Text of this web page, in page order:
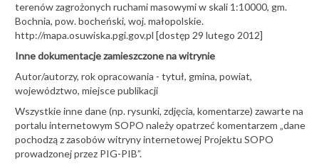
16-04-2026
Ziemia zapadła się na Pomorzu
05-03-2026
terenów zagrożonych ruchami masowymi w skali 1:10000, gm.
Bochnia, pow. bocheński, woj. małopolskie.
http://mapa.osuwiska.pgi.gov.pl [dostęp 29 lutego 2012]
Inne dokumentacje zamieszczone na witrynie
Autor/autorzy, rok opracowania - tytuł, gmina, powiat,
województwo, miejsce publikacji
Wszystkie inne dane (np. rysunki, zdjęcia, komentarze) zawarte na
portalu internetowym SOPO należy opatrzeć komentarzem „dane
pochodzą z zasobów witryny internetowej Projektu SOPO
prowadzonej przez PIG-PIB”.